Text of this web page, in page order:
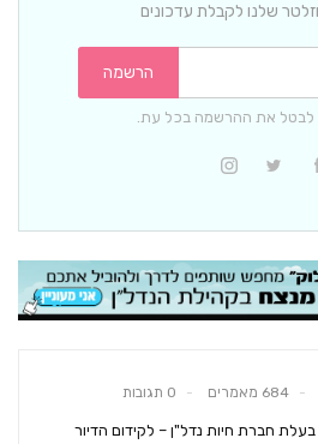
שלנו לקבלת עדכונים
הרשמה
לבטל את ההרשמה בכל עת.
684 מאמרים 0 תגובות
בעלת חברת חיות נדל"ן – לקידום הדיור